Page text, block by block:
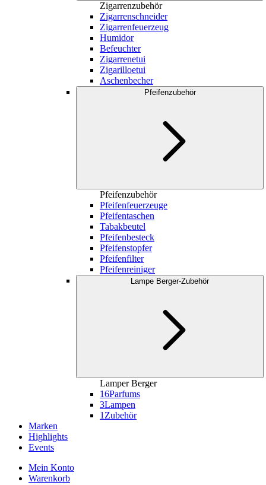
Zigarrenzubehör
Zigarrenschneider
Zigarrenfeuerzeug
Humidor
Befeuchter
Zigarrenetui
Zigarilloetui
Aschenbecher
Pfeifenzubehör
Pfeifenzubehör
Pfeifenfeuerzeuge
Pfeifentaschen
Tabakbeutel
Pfeifenbesteck
Pfeifenstopfer
Pfeifenfilter
Pfeifenreiniger
Lampe Berger-Zubehör
Lamper Berger
16Parfums
3Lampen
1 Zubehör
Marken
Highlights
Events
Mein Konto
Warenkorb